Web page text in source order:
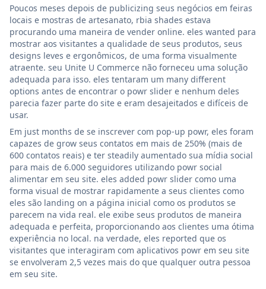
Poucos meses depois de publicizing seus negócios em feiras
locais e mostras de artesanato, rbia shades estava
procurando uma maneira de vender online. eles wanted para
mostrar aos visitantes a qualidade de seus produtos, seus
designs leves e ergonômicos, de uma forma visualmente
atraente. seu Unite U Commerce não forneceu uma solução
adequada para isso. eles tentaram um many different
options antes de encontrar o powr slider e nenhum deles
parecia fazer parte do site e eram desajeitados e difíceis de
usar.
Em just months de se inscrever com pop-up powr, eles foram
capazes de grow seus contatos em mais de 250% (mais de
600 contatos reais) e ter steadily aumentado sua mídia social
para mais de 6.000 seguidores utilizando powr social
alimentar em seu site. eles added powr slider como uma
forma visual de mostrar rapidamente a seus clientes como
eles são landing on a página inicial como os produtos se
parecem na vida real. ele exibe seus produtos de maneira
adequada e perfeita, proporcionando aos clientes uma ótima
experiência no local. na verdade, eles reported que os
visitantes que interagiram com aplicativos powr em seu site
se envolveram 2,5 vezes mais do que qualquer outra pessoa
em seu site.